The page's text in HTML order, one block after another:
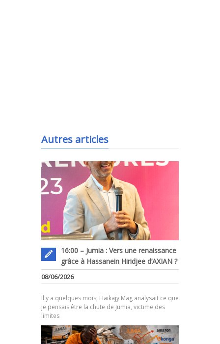
Autres articles
16:00 – Jumia : Vers une renaissance
grâce à Hassanein Hiridjee d’AXIAN ?
08/06/2026
Il y a quelques mois, Haikajy Mag analysait ce que
je pensais être la chute de Jumia, victime des
limites